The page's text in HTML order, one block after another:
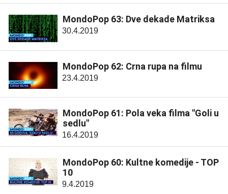
MondoPop 63: Dve dekade Matriksa
30.4.2019
MondoPop 62: Crna rupa na filmu
23.4.2019
MondoPop 61: Pola veka filma "Goli u
sedlu"
16.4.2019
MondoPop 60: Kultne komedije - TOP
10
9.4.2019